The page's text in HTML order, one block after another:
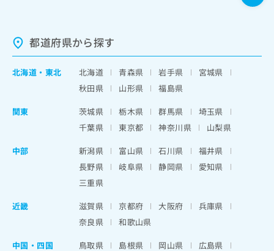
都道府県から探す
北海道 ・ 東北 北海道 青森県 岩手県
宮城県
秋田県
山形県
福島県
関東
茨城県 栃木県 群馬県
埼玉県
千葉県
東京都 神奈川県
山梨県
中部
新潟県 富山県 石川県
福井県
長野県
岐阜県 静岡県
愛知県
三重県
近畿
滋賀県 京都府 大阪府
兵庫県
奈良県
和歌山県
中国・四国
鳥取県 島根県 岡山県
広島県